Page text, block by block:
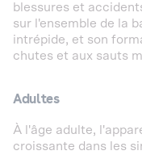
blessures et
sur l'ensemble de la
intrépide, et son
chutes et aux sauts
Adultes
À l'âge adulte,
croissante dans les